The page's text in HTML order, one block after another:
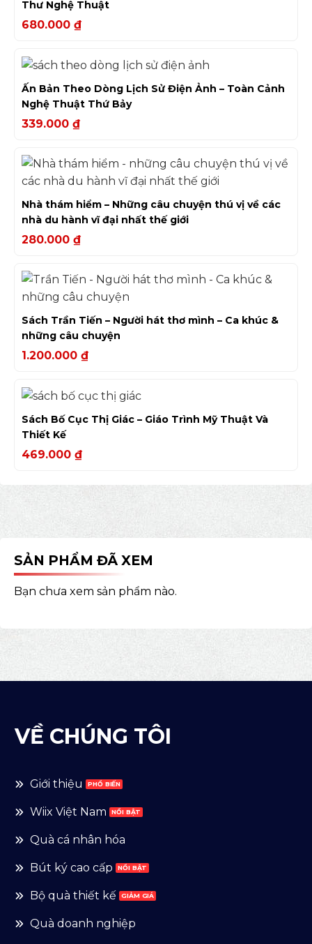
Thư Nghệ Thuật
680.000 ₫
Ấn Bản Theo Dòng Lịch Sử Điện Ảnh – Toàn Cảnh
Nghệ Thuật Thứ Bảy
339.000 ₫
Nhà thám hiểm – Những câu chuyện thú vị về các
nhà du hành vĩ đại nhất thế giới
280.000 ₫
Sách Trần Tiến – Người hát thơ mình – Ca khúc &
những câu chuyện
1.200.000 ₫
Sách Bố Cục Thị Giác – Giáo Trình Mỹ Thuật Và
Thiết Kế
469.000 ₫
SẢN PHẨM ĐÃ XEM
Bạn chưa xem sản phẩm nào.
VỀ CHÚNG TÔI
Giới thiệu
Wiix Việt Nam
Quà cá nhân hóa
Bút ký cao cấp
Bộ quà thiết kế
Quà doanh nghiệp